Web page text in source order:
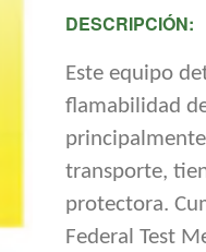
DESCRIPCIÓN:
Este equipo
flamabilidad
transporte,
protectora.
Federal Test